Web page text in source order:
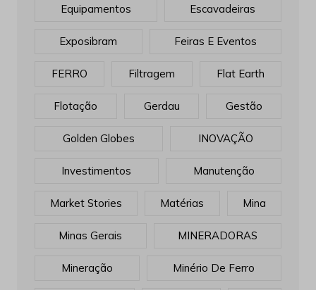
Equipamentos Escavadeiras
Exposibram Feiras E Eventos
FERRO Filtragem Flat Earth
Flotação Gerdau Gestão
Golden Globes INOVAÇÃO
Investimentos Manutenção
Market Stories Matérias Mina
Minas Gerais MINERADORAS
Mineração Minério De Ferro